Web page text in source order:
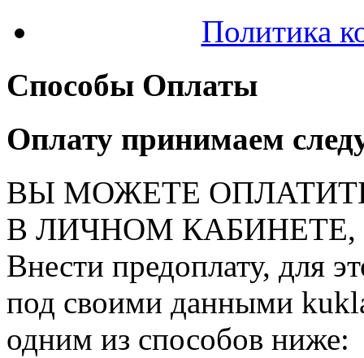
Политика
Способы Оплаты
Оплату принимаем
ВЫ МОЖЕТЕ
В ЛИЧНОМ КАБИНЕТЕ,
Внести предоплату, для
под своими данными
одним из способов ниже: